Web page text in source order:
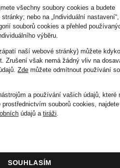
Nejnižší
4 384 Kč
všechny soubory cookies a budete
nebo na „Individuální
souborů cookies a přehled
výběru.
naší webové stránky) můžete
Zrušení však nemá žádný vliv na
Zde můžete odmítnout používání
a používání vašich údajů, které
souborů cookies,
údajů atiráži.
SOUHLASÍM